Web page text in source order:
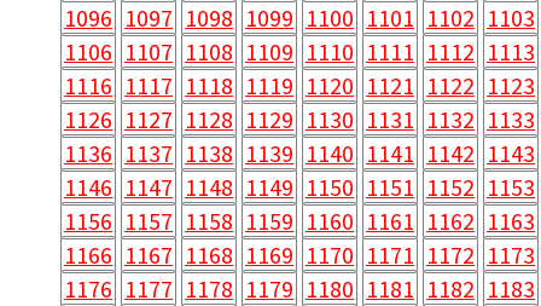
1096 1097 1098 1099 1100 1101 1102 1103
1106 1107 1108 1109 1110 1111 1112 1113
1116 1117 1118 1119 1120 1121 1122 1123
1126 1127 1128 1129 1130 1131 1132 1133
1136 1137 1138 1139 1140 1141 1142 1143
1146 1147 1148 1149 1150 1151 1152 1153
1156 1157 1158 1159 1160 1161 1162 1163
1166 1167 1168 1169 1170 1171 1172 1173
1176 1177 1178 1179 1180 1181 1182 1183